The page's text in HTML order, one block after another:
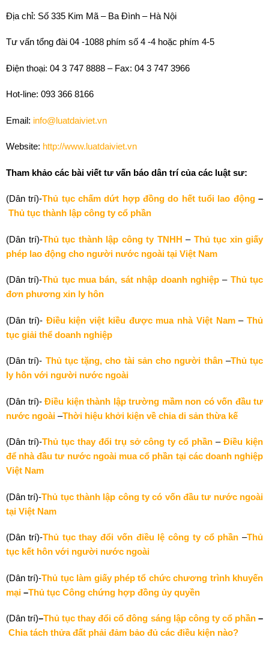
Địa chỉ: Số 335 Kim Mã – Ba Đình – Hà Nội
Tư vấn tổng đài 04 -1088 phím số 4 -4 hoặc phím 4-5
Điện thoại: 04 3 747 8888 – Fax: 04 3 747 3966
Hot-line: 093 366 8166
Email: info@luatdaiviet.vn
Website: http://www.luatdaiviet.vn
Tham khảo các bài viết tư vấn báo dân trí của các luật sư:
(Dân trí)-Thủ tục chấm dứt hợp đồng do hết tuổi lao động–
Thủ tục thành lập công ty cổ phần
(Dân trí)-Thủ tục thành lập công ty TNHH – Thủ tục xin giấy
phép lao động cho người nước ngoài tại Việt Nam
(Dân trí)-Thủ tục mua bán, sát nhập doanh nghiệp– Thủ tục
đơn phương xin ly hôn
(Dân trí)- Điều kiện việt kiều được mua nhà Việt Nam– Thủ
tục giải thể doanh nghiệp
(Dân trí)- Thủ tục tặng, cho tài sản cho người thân–Thủ tục
ly hôn với người nước ngoài
(Dân trí)- Điều kiện thành lập trường mầm non có vốn đầu tư
nước ngoài –Thời hiệu khởi kiện về chia di sản thừa kế
(Dân trí)-Thủ tục thay đổi trụ sở công ty cổ phần –Điều kiện
để nhà đầu tư nước ngoài mua cổ phần tại các doanh nghiệp
Việt Nam
(Dân trí)-Thủ tục thành lập công ty có vốn đầu tư nước ngoài
tại Việt Nam
(Dân trí)-Thủ tục thay đổi vốn điều lệ công ty cổ phần –Thủ
tục kết hôn với người nước ngoài
(Dân trí)-Thủ tục làm giấy phép tổ chức chương trình khuyến
mại –Thủ tục Công chứng hợp đồng ủy quyền
(Dân trí)–Thủ tục thay đổi cổ đông sáng lập công ty cổ phần–
Chia tách thửa đất phải đảm bảo đủ các điều kiện nào?